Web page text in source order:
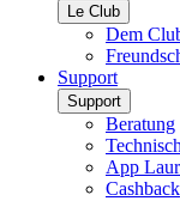
Le Club
Dem
Support
Support
Beratung
App
Cashback